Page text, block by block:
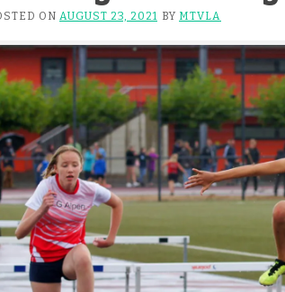
ON AUGUST 23, 2021 BY MTVLA